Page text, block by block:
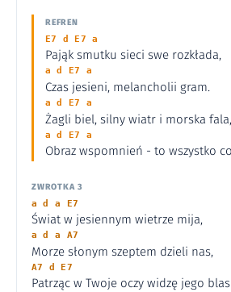
REFREN
E7 d E7 a
Pająk smutku sieci swe rozkłada,
a d E7 a
Czas jesieni, melancholii gram.
a d E7 a
Żagli biel, silny wiatr i morska fala,
a d E7 a
Obraz wspomnień - to wszystko
ZWROTKA 3
a d a E7
Świat w jesiennym wietrze mija,
a d a A7
Morze słonym szeptem dzieli nas,
A7 d E7
Patrząc w Twoje oczy widzę jego